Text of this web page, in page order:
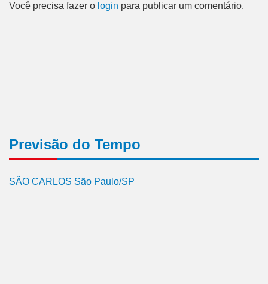
Você precisa fazer o login para publicar um comentário.
Previsão do Tempo
SÃO CARLOS São Paulo/SP